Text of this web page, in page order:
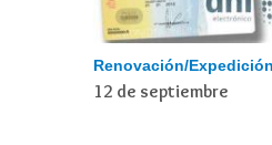
Renovación/
12 de septiembre